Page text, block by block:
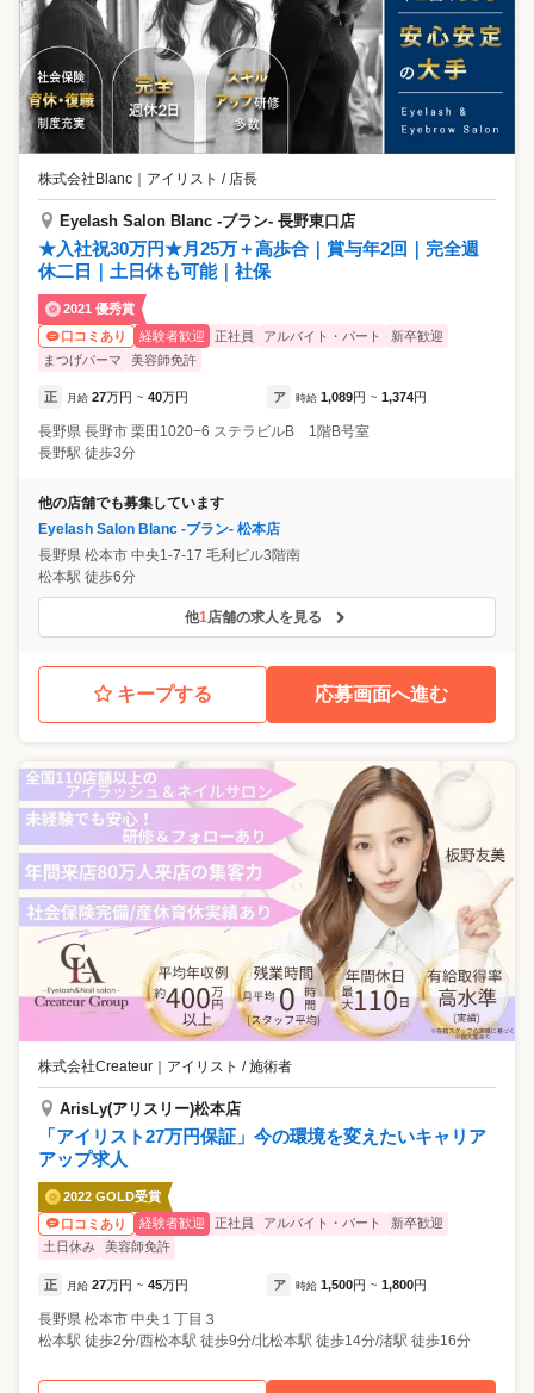
株式会社Blanc アイリスト / 店長
Eyelash Salon Blanc -ブラン- 長野東口店
★入社祝30万円★月25万＋高歩合｜賞与年2回｜完全週
休二日｜土日休も可能｜社保
2021 優秀賞
口コミあり
経験者歓迎 正社員 アルバイト・パート
新卒歓迎
まつげパーマ
美容師免許
正 月給 27万円 ~ 40万円 ア 時給 1,089円 ~ 1,374円
長野県 長野市 栗田1020−6 ステラビルB 1階B号室
長野駅 徒歩3分
他の店舗でも募集しています
Eyelash Salon Blanc -ブラン- 松本店
長野県 松本市 中央1-7-17 毛利ビル3階南
松本駅 徒歩6分
他1店舗の求人を見る
キープする 応募画面へ進む
株式会社Createur ｜ アイリスト / 施術者
ArisLy(アリスリー)松本店
「アイリスト27万円保証」今の環境を変えたいキャリア
アップ求人
2022 GOLD受賞
口コミあり
経験者歓迎 正社員 アルバイト・パート
新卒歓迎
土日休み
美容師免許
正 月給 27万円 ~ 45万円 ア 時給 1,500円 ~ 1,800円
長野県 松本市 中央１丁目３
松本駅 徒歩2分/西松本駅 徒歩9分/北松本駅 徒歩14分/渚駅 徒歩16分